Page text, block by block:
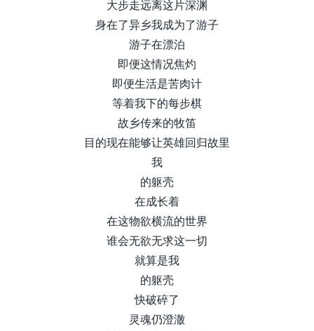
大步走远离这片深渊
身在了异乡我成为了游子
游子在漂泊
即便这情况焦灼
即便生活是苦肉计
等着我下的每步棋
故乡传来的牧笛
目的现在能够让英雄回归故里
我
的躯壳
在成长着
在这物欲横流的世界
谁会无欲无求这一切
就算是我
的躯壳
快破碎了
灵魂仍澄澈